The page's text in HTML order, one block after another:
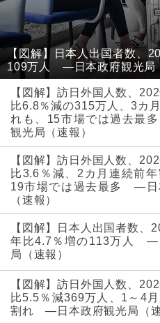
【図解】日本人出国者数、
109万人 ―日本政府観光局
【図解】訪日外国人数、
比6.8％減の315万人、3カ
れも、15市場では過去最
観光局（速報）
【図解】訪日外国人数、
比3.6％減、2カ月連続前
19市場では過去最多 ―日
（速報）
【図解】日本人出国者数、
年比4.7％増の113万人 ―
局（速報）
【図解】訪日外国人数、
比5.5％減369万人、1～4
割れ ―日本政府観光局（速